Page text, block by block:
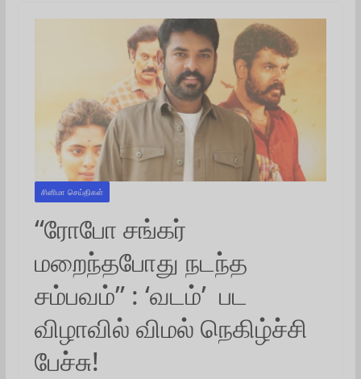
சினிமா செய்திகள்
“ரோபோ சங்கர்
மறைந்தபோது நடந்த
சம்பவம்” : ‘வடம்’ பட
விழாவில் விமல் நெகிழ்ச்சி
பேச்சு!